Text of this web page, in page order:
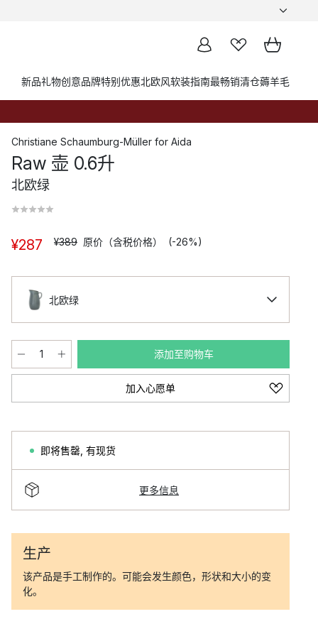
新品礼物创意品牌特别优惠北欧风软装指南最畅销清仓薅羊毛
Christiane Schaumburg-Müller for Aida
Raw 壶 0.6升
北欧绿
¥287 ¥389 原价（含税价格） (-26%)
北欧绿
添加至购物车
加入心愿单
即将售罄 有现货
更多信息
生产
该产品是手工制作的。可能会发生颜色，形状和大小的变
化。